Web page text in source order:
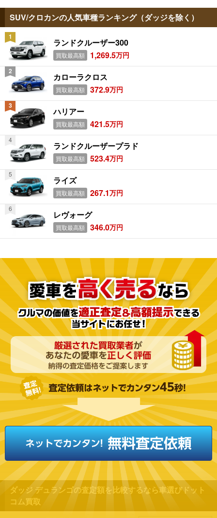
ダッジ デュランゴの査定額を比較するなら車選びドット
コム買取
SUV/クロカンの人気車種ランキング（ダッジを除く）
ランドクルーザー300
買取最高額 1,269.5万円
カローラクロス
買取最高額 372.9万円
ハリアー
買取最高額 421.5万円
ランドクルーザープラド
買取最高額 523.4万円
ライズ
買取最高額 267.1万円
レヴォーグ
買取最高額 346.0万円